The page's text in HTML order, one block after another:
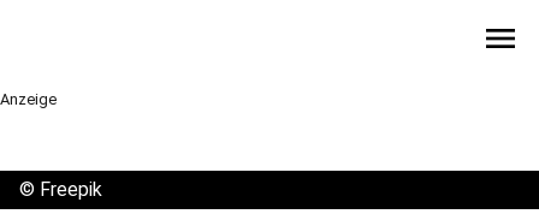
menu
Anzeige
© Freepik